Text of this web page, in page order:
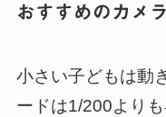
おすすめのカメ
小さい子どもは動
ードは1/200より